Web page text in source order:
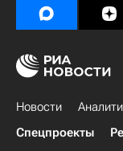
Новости
Спецпроекты